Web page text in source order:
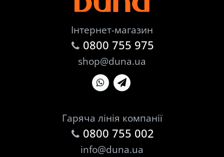
Інтернет-магазин
0800 755 975
shop@duna.ua
Гаряча лінія компанії
0800 755 002
info@duna.ua